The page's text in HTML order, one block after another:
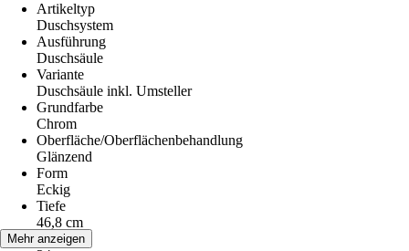
Artikeltyp
Duschsystem
Ausführung
Duschsäule
Variante
Duschsäule inkl. Umsteller
Grundfarbe
Chrom
Oberfläche/Oberflächenbehandlung
Glänzend
Form
Eckig
Tiefe
46,8 cm
Breite
Mehr anzeigen